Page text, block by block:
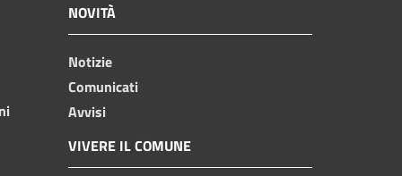
NOVITÀ
Notizie
Comunicati
Avvisi
VIVERE IL COMUNE